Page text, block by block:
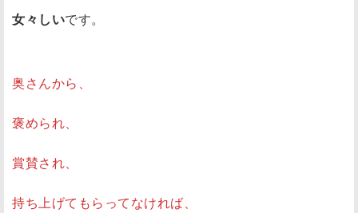
女々しいです。
奥さんから、
褒められ、
賞賛され、
持ち上げてもらってなければ、